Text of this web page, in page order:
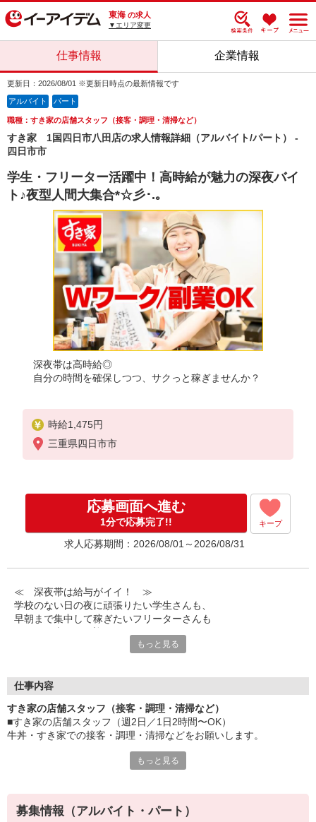
東海 の求人
▼エリア変更
仕事情報 企業情報
更新日：2026/08/01 ※更新日時点の最新情報です
アルバイト パート
職種：すき家の店舗スタッフ（接客・調理・清掃など）
すき家 1国四日市八田店の求人情報詳細（アルバイト/パート） -
四日市市
学生・フリーター活躍中！高時給が魅力の深夜バイ
ト♪夜型人間大集合*☆彡･.｡
深夜帯は高時給◎
自分の時間を確保しつつ、サクっと稼ぎませんか？
時給1,475円
三重県四日市市
応募画面へ進む
1分で応募完了!! キープ
求人応募期間：2026/08/01～2026/08/31
≪ 深夜帯は給与がイイ！ ≫
学校のない日の夜に頑張りたい学生さんも、
早朝まで集中して稼ぎたいフリーターさんも
オシャレを捨てる必要はありません！
急な出費も安心♪
■社員登用あり
将来を考えている方は必見です。
なか卯、かつ庵、ココス、ジョリーパスタ、ビッグボーイ、華屋
ョーグループ！
その中のひとつ『すき家』でお仕事しませんか？
もっと見る
仕事内容
すき家の店舗スタッフ（接客・調理・清掃など）
■すき家の店舗スタッフ（週2日／1日2時間〜OK）
牛丼・すき家での接客・調理・清掃などをお願いします。
あなたの笑顔で！
すばやく提供！
もっと見る
募集情報（アルバイト・パート）